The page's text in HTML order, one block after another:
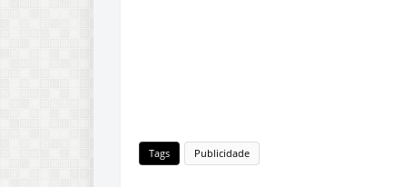
Tags Publicidade